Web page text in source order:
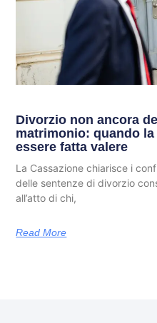
Divorzio non ancora
matrimonio: quando
essere fatta valere
La Cassazione chiarisce i
delle sentenze di divorzio
all’atto di chi,
Read More